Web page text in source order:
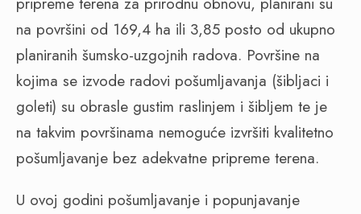
na površini od 169,4 ha ili 3,85 posto od ukupno
planiranih šumsko-uzgojnih radova. Površine na
kojima se izvode radovi pošumljavanja (šibljaci i
goleti) su obrasle gustim raslinjem i šibljem te je
na takvim površinama nemoguće izvršiti kvalitetno
pošumljavanje bez adekvatne pripreme terena.
U ovoj godini pošumljavanje i popunjavanje